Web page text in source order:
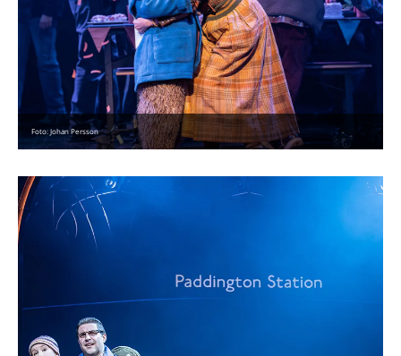
Foto: Johan Persson